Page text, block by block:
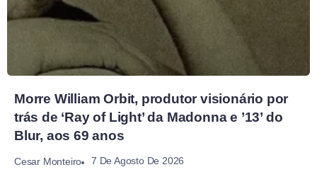
Morre William Orbit, produtor visionário por
trás de ‘Ray of Light’ da Madonna e ’13’ do
Blur, aos 69 anos
Cesar Monteiro 7 De Agosto De 2026